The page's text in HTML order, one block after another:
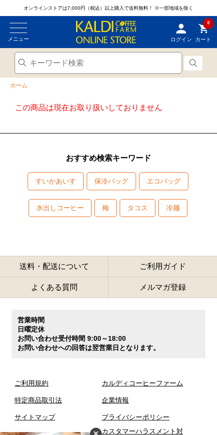
オンラインストアは7,000円（税込）以上購入で送料無料！ ※一部地域を除く
メニュー ログイン
0
カート
ホーム
この商品は現在お取り扱いしておりません
おすすめ検索キーワード
すいかあいす 保冷バッグ エコバッグ
水出しコーヒー 梅 タコス 冷麺
送料・配送について ご利用ガイド
よくある質問 メルマガ登録
営業時間
日曜定休
お問い合わせ受付時間 9:00～18:00
お問い合わせへの回答は翌営業日となります。
ご利用規約
特定商品取引法
サイトマップ
カルディコーヒーファーム
企業情報
プライバシーポリシー
カスタマーハラスメント対